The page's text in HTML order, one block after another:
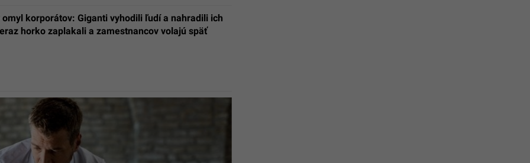
korporátov: Giganti vyhodili ľudí a nahradili ich
horko zaplakali a zamestnancov volajú späť